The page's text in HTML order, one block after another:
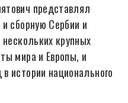
представлял
сборную Сербии и
крупных
мира и Европы, и
истории национального